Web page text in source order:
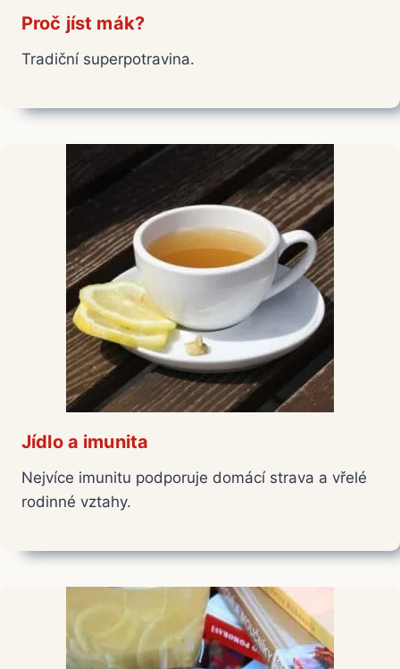
Proč jíst mák?
Tradiční superpotravina.
Jídlo a imunita
Nejvíce imunitu podporuje domácí strava a vřelé
rodinné vztahy.